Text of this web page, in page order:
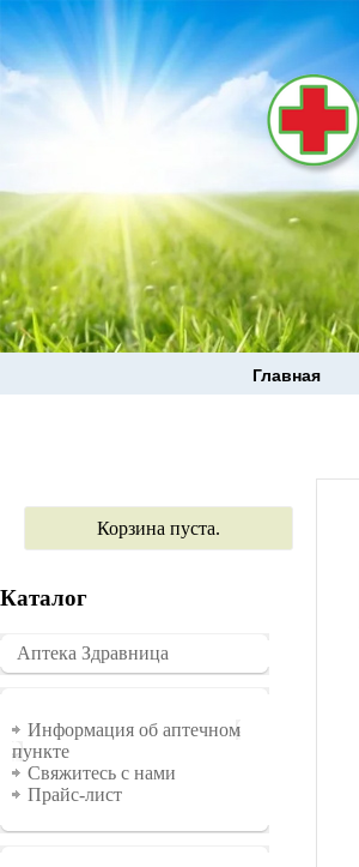
Главная
Корзина пуста.
Каталог
�������
Аптека Здравница
Информация
Информация об аптечном
пункте
Свяжитесь с нами
Прайс-лист